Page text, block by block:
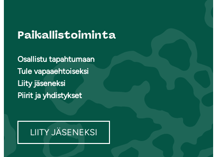
Paikallistoiminta
Osallistu tapahtumaan
Tule vapaaehtoiseksi
Liity jäseneksi
Piirit ja yhdistykset
LIITY JÄSENEKSI